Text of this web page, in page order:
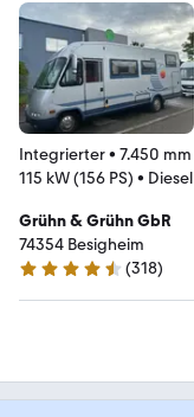
Integrierter• 7.450 mm
115 kW (156 PS) • Diesel
Grühn & Grühn GbR
74354 Besigheim
4.6 Sterne
(318)